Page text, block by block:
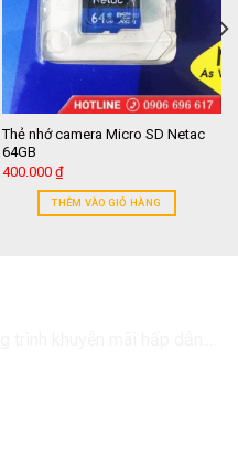
Thẻ nhớ camera Micro SD Netac
64GB
400.000 ₫
THÊM VÀO GIỎ HÀNG